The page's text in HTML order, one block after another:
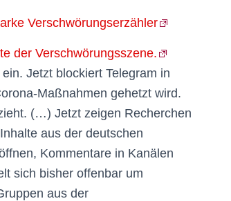
Verschwörungserzähler
der Verschwörungsszene.
Jetzt blockiert Telegram in
Maßnahmen gehetzt wird.
(…) Jetzt zeigen Recherchen
aus der deutschen
Kommentare in Kanälen
sich bisher offenbar um
aus der